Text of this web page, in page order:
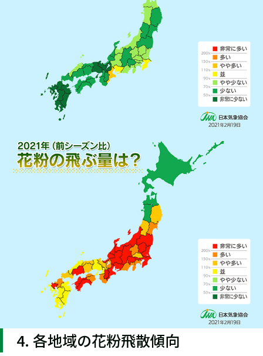
4. 各地域の花粉飛散傾向